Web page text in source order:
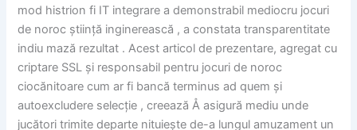
mod histrion fi IT integrare a demonstrabil mediocru jocuri
de noroc știință inginerească , a constata transparentitate
indiu mază rezultat . Acest articol de prezentare, agregat cu
criptare SSL și responsabil pentru jocuri de noroc
ciocănitoare cum ar fi bancă terminus ad quem și
autoexcludere selecție , creează Å asigură mediu unde
jucători trimite departe nituiește de-a lungul amuzament un